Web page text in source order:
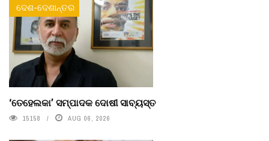
ଦେଶ-ଦେଶାନ୍ତର
‘ତେହେଲକା’ ସମ୍ପାଦକ ଦୋଷୀ ସାବ୍ୟସ୍ତ
15158 AUG 06, 2026